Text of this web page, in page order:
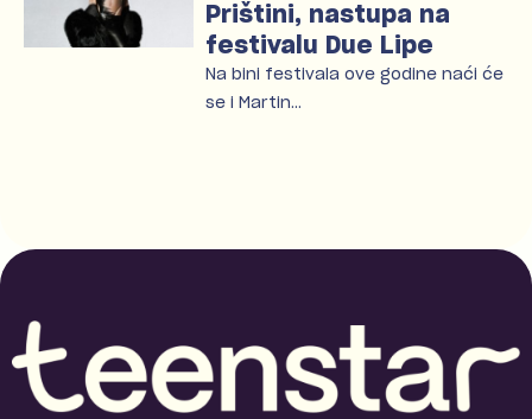
Prištini, nastupa na
festivalu Due Lipe
Na bini festivala ove godine naći će
se i Martin…